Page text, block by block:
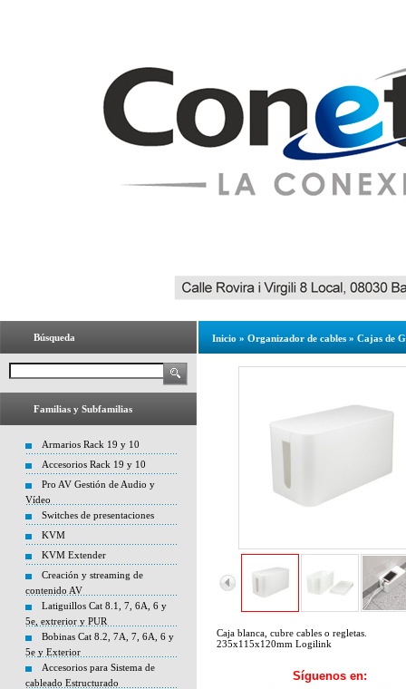
Búsqueda
Familias y Subfamilias
Armarios Rack 19 y 10
Accesorios Rack 19 y 10
Pro AV Gestión de Audio y
Vídeo
Switches de presentaciones
KVM
KVM Extender
Creación y streaming de
contenido AV
Latiguillos Cat 8.1, 7, 6A, 6 y
5e, extrerior y PUR
Bobinas Cat 8.2, 7A, 7, 6A, 6 y
5e y Exterior
Accesorios para Sistema de
cableado Estructurado
Inicio » Organizador de cables » Cajas de
Caja blanca, cubre cables o regletas.
235x115x120mm Logilink
Síguenos en: